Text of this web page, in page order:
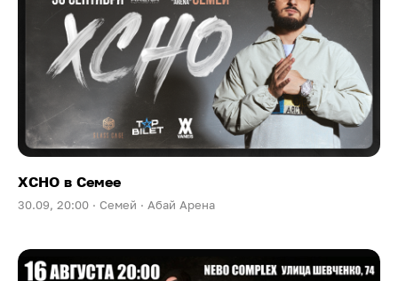
XCHO в Семее
30.09, 20:00 · Семей · Абай Арена